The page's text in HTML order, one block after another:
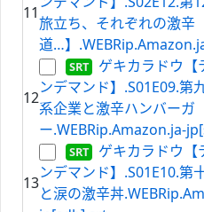
11
旅立ち、それぞれの激辛
道…】
12
ゲキカラドウ【
ンデマンド】.S01E09.第
系企業と激辛ハンバーガ
ー.WEBRip.Amazon.ja-
13
ゲキカラドウ【
ンデマンド】.S01E10.第
と涙の激辛丼